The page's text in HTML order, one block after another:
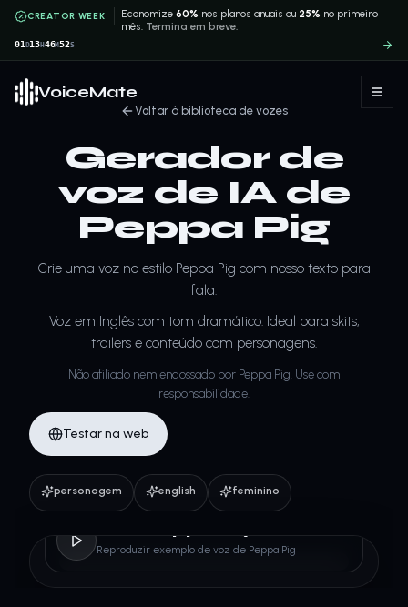
CREATOR WEEK Economize60% nos planos anuais ou 25% no primeiro
mês. Termina em breve.
01D13H 46M52S
VoiceMate
Voltar à biblioteca de vozes
Gerador de
voz de IA de
Peppa Pig
Crie uma voz no estilo Peppa Pig com nosso texto para
fala.
Voz em Inglês com tom dramático. Ideal para skits,
trailers e conteúdo com personagens.
Não afiliado nem endossado por Peppa Pig. Use com
responsabilidade.
Testar na web
personagem english feminino
Reproduzir exemplo de voz de Peppa Pig